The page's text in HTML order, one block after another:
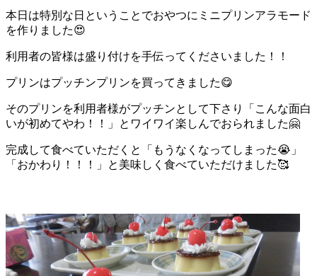
本日は特別な日ということでおやつにミニプリンアラモード
を作りました😍
利用者の皆様は盛り付けを手伝ってくださいました！！
プリンはプッチンプリンを買ってきました😋
そのプリンを利用者様がプッチンとして下さり「こんな面白
いが初めてやわ！！」とワイワイ楽しんでおられました🤗
完成して食べていただくと「もうなくなってしまった😭」
「おかわり！！！」と美味しく食べていただけました🥰
投
稿
ナ